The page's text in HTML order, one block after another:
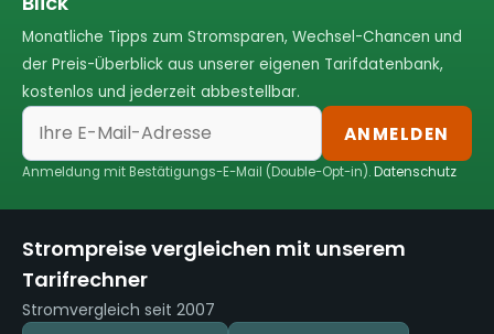
Monatliche Tipps zum Stromsparen, Wechsel-Chancen und
der Preis-Überblick aus unserer eigenen Tarifdatenbank,
kostenlos und jederzeit abbestellbar.
ANMELDEN
Anmeldung mit Bestätigungs-E-Mail (Double-Opt-in).Datenschutz
Strompreise vergleichen mit unserem
Tarifrechner
Stromvergleich seit 2007